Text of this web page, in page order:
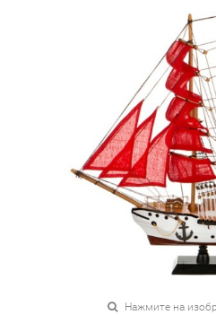
Нажмите на